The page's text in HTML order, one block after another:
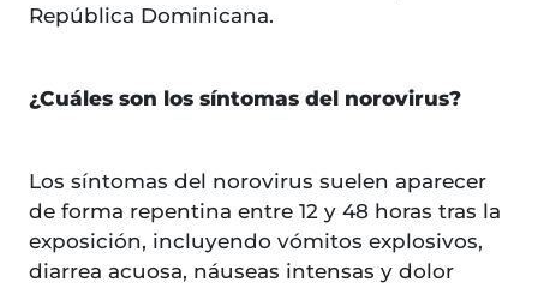
República Dominicana.
¿Cuáles son los síntomas del norovirus?
Los síntomas del norovirus suelen aparecer
de forma repentina entre 12 y 48 horas tras la
exposición, incluyendo vómitos explosivos,
diarrea acuosa, náuseas intensas y dolor